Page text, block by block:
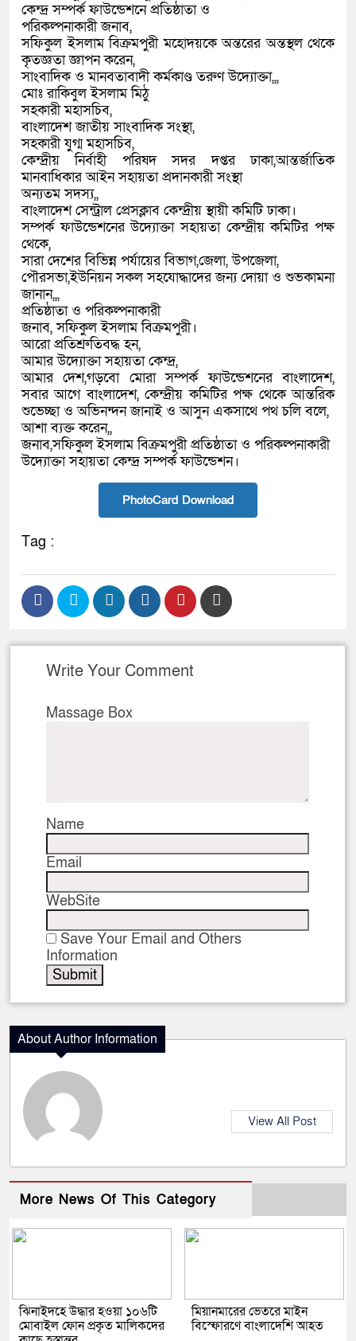
কেন্দ্র সম্পর্ক ফাউন্ডেশনে প্রতিষ্ঠাতা ও
পরিকল্পনাকারী জনাব,
সফিকুল ইসলাম বিক্রমপুরী মহোদয়কে অন্তরের অন্তস্থল থেকে
কৃতজ্ঞতা জ্ঞাপন করেন,
সাংবাদিক ও মানবতাবাদী কর্মকাণ্ড তরুণ উদ্যোক্তা,,,
মোঃ রাকিবুল ইসলাম মিঠু
সহকারী মহাসচিব,
বাংলাদেশ জাতীয় সাংবাদিক সংস্থা,
সহকারী যুগ্ম মহাসচিব,
কেন্দ্রীয় নির্বাহী পরিষদ সদর দপ্তর ঢাকা,আন্তর্জাতিক
মানবাধিকার আইন সহায়তা প্রদানকারী সংস্থা
অন্যতম সদস্য,,
বাংলাদেশ সেন্ট্রাল প্রেসক্লাব কেন্দ্রীয় স্থায়ী কমিটি ঢাকা।
সম্পর্ক ফাউন্ডেশনের উদ্যোক্তা সহায়তা কেন্দ্রীয় কমিটির পক্ষ
থেকে,
সারা দেশের বিভিন্ন পর্যায়ের বিভাগ,জেলা, উপজেলা,
পৌরসভা,ইউনিয়ন সকল সহযোদ্ধাদের জন্য দোয়া ও শুভকামনা
জানান,,,
প্রতিষ্ঠাতা ও পরিকল্পনাকারী
জনাব, সফিকুল ইসলাম বিক্রমপুরী।
আরো প্রতিশ্রুতিবদ্ধ হন,
আমার উদ্যোক্তা সহায়তা কেন্দ্র,
আমার দেশ,গড়বো মোরা সম্পর্ক ফাউন্ডেশনের বাংলাদেশ,
সবার আগে বাংলাদেশ, কেন্দ্রীয় কমিটির পক্ষ থেকে আন্তরিক
শুভেচ্ছা ও অভিনন্দন জানাই ও আসুন একসাথে পথ চলি বলে,
আশা ব্যক্ত করেন,,
জনাব,সফিকুল ইসলাম বিক্রমপুরী প্রতিষ্ঠাতা ও পরিকল্পনাকারী
উদ্যোক্তা সহায়তা কেন্দ্র সম্পর্ক ফাউন্ডেশন।
PhotoCard Download
Tag :
Write Your Comment
Massage Box
Name
Email
WebSite
Save Your Email and Others
Information
About Author Information
View All Post
More News Of This Category
ঝিনাইদহে উদ্ধার হওয়া ১০৬টি
মোবাইল ফোন প্রকৃত মালিকদের
মিয়ানমারের ভেতরে মাইন
বিস্ফোরণে বাংলাদেশি আহত